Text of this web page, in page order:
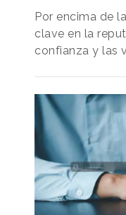
Por encima de
clave en la
confianza y las